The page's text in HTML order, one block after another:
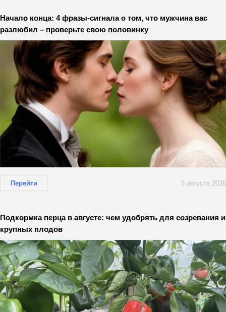
Начало конца: 4 фразы-сигнала о том, что мужчина вас
разлюбил – проверьте свою половинку
Перейти 5 августа 2026
Подкормка перца в августе: чем удобрять для созревания и
крупных плодов